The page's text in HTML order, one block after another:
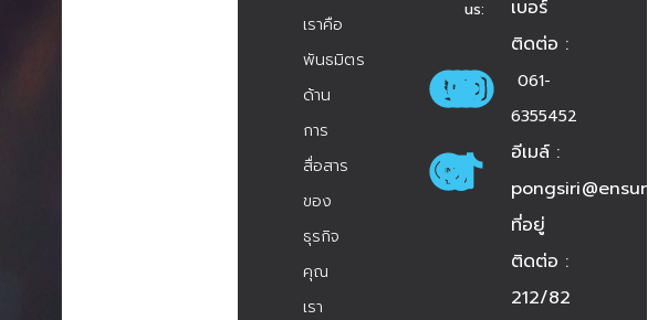
เราคือ
พันธมิตร
ด้าน
การ
สื่อสาร
ของ
ธุรกิจ
คุณ
เรา
us:
เบอร์
ติดต่อ :
061-
6355452
อีเมล์ :
ที่อยู่
ติดต่อ :
212/82